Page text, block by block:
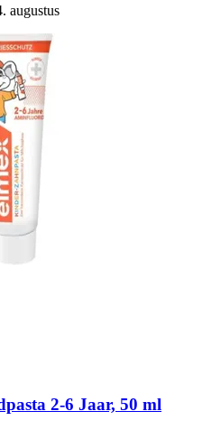
augustus
2-​6 Jaar, 50 ml